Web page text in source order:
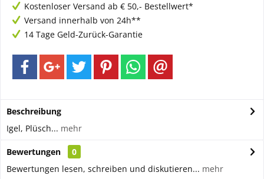
Kostenloser Versand ab € 50,- Bestellwert*
Versand innerhalb von 24h**
14 Tage Geld-Zurück-Garantie
Beschreibung
Igel, Plüsch... mehr
Bewertungen
0
Bewertungen lesen, schreiben und diskutieren... mehr